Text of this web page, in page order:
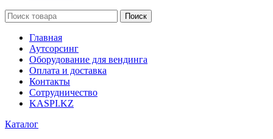
Поиск
Главная
Аутсорсинг
Оборудование для вендинга
Оплата и доставка
Контакты
Сотрудничество
KASPI.KZ
Каталог